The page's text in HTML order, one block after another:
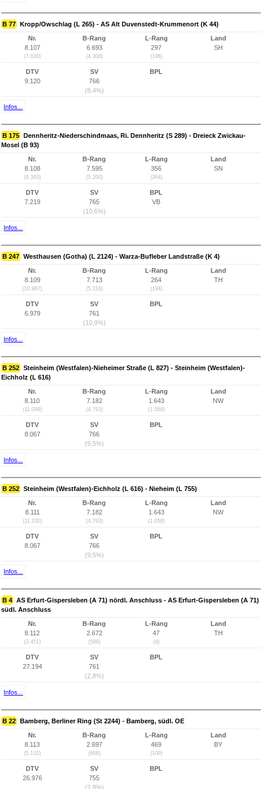
B 77 Kropp/Owschlag (L 265) - AS Alt Duvenstedt-Krummenort (K 44)
Nr.
8.107
(7.830)
B-Rang
6.693
(4.308)
L-Rang
297
(196)
Land
SH
DTV
9.120
SV
766
(8,4%)
BPL
Infos...
B 175 Dennheritz-Niederschindmaas, Ri. Dennheritz (S 289) - Dreieck Zwickau-
Mosel (B 93)
Nr.
8.108
(9.393)
B-Rang
7.595
(5.200)
L-Rang
356
(264)
Land
SN
DTV
7.219
SV
765
(10,6%)
BPL
VB
Infos...
B 247 Westhausen (Gotha) (L 2124) - Warza-Bufleber Landstraße (K 4)
Nr.
8.109
(10.987)
B-Rang
7.713
(5.318)
L-Rang
264
(194)
Land
TH
DTV
6.979
SV
761
(10,9%)
BPL
Infos...
B 252 Steinheim (Westfalen)-Nieheimer Straße (L 827) - Steinheim (Westfalen)-
Eichholz (L 616)
Nr.
8.110
(11.099)
B-Rang
7.182
(4.793)
L-Rang
1.643
(1.058)
Land
NW
DTV
8.067
SV
766
(9,5%)
BPL
Infos...
B 252 Steinheim (Westfalen)-Eichholz (L 616) - Nieheim (L 755)
Nr.
8.111
(11.100)
B-Rang
7.182
(4.793)
L-Rang
1.643
(1.058)
Land
NW
DTV
8.067
SV
766
(9,5%)
BPL
Infos...
B 4 AS Erfurt-Gispersleben (A 71) nördl. Anschluss - AS Erfurt-Gispersleben (A 71)
südl. Anschluss
Nr.
8.112
(3.451)
B-Rang
2.672
(588)
L-Rang
47
(4)
Land
TH
DTV
27.194
SV
761
(2,8%)
BPL
Infos...
B 22 Bamberg, Berliner Ring (St 2244) - Bamberg, südl. OE
Nr.
8.113
(5.132)
B-Rang
2.697
(608)
L-Rang
469
(109)
Land
BY
DTV
26.976
SV
755
(2,8%)
BPL